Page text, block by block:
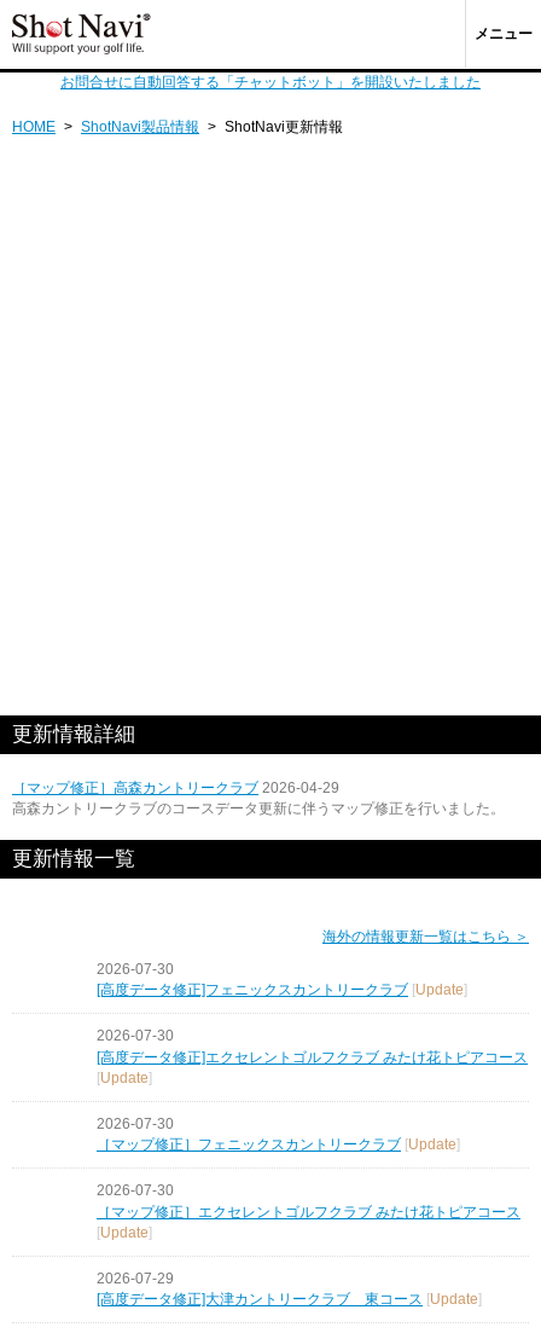
メニュー
お問合せに自動回答する「チャットボット」を開設いたしました
HOME > ShotNavi製品情報 > ShotNavi更新情報
更新情報詳細
［マップ修正］高森カントリークラブ 2026-04-29
高森カントリークラブのコースデータ更新に伴うマップ修正を行いました。
更新情報一覧
海外の情報更新一覧はこちら ＞
2026-07-30
[高度データ修正]フェニックスカントリークラブ
Update
2026-07-30
[高度データ修正]エクセレントゴルフクラブ みたけ花トピアコース
[Update]
2026-07-30
［マップ修正］フェニックスカントリークラブ [Update]
2026-07-30
［マップ修正］エクセレントゴルフクラブ みたけ花トピアコース
[Update]
2026-07-29
[高度データ修正]大津カントリークラブ 東コース [Update]